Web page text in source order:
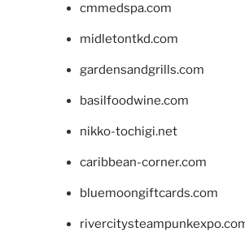
cmmedspa.com
midletontkd.com
gardensandgrills.com
basilfoodwine.com
nikko-tochigi.net
caribbean-corner.com
bluemoongiftcards.com